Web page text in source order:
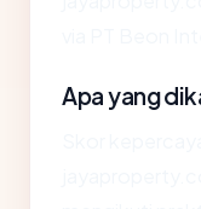
Apa yang